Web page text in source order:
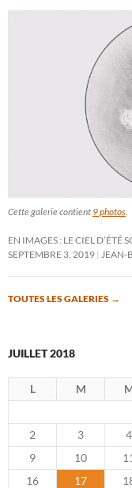
Cette galerie contient 9 photos
EN IMAGES : LE CIEL D’ÉTÉ
SEPTEMBRE 3, 2019
JEAN-
TOUTES LES GALERIES →
JUILLET 2018
L M
2
3 4
9
10
16
17